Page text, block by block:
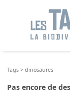
Tags >dinosaures
Pas encore de